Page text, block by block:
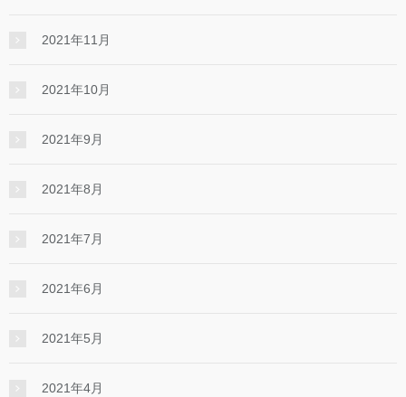
2021年11月
2021年10月
2021年9月
2021年8月
2021年7月
2021年6月
2021年5月
2021年4月